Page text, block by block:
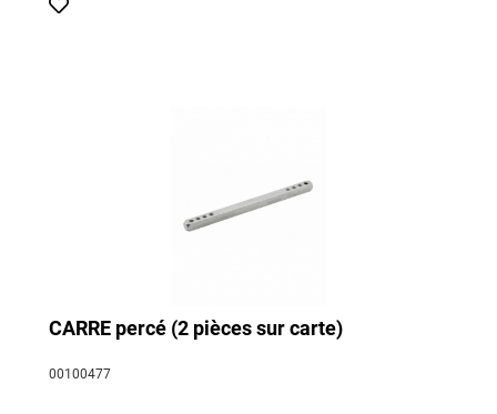
CARRE percé (2 pièces sur carte)
00100477